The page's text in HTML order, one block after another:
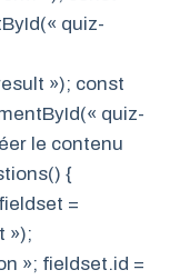
quiz-
»); const
quiz-
le contenu
{
=
»);
»; fieldset.id =